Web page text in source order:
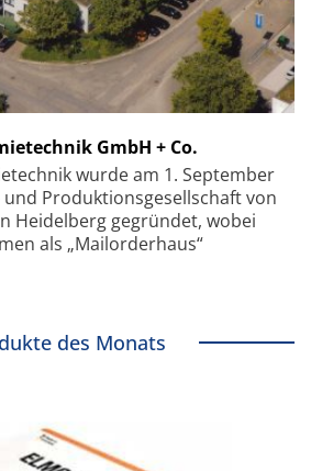
GmbH + Co.
wurde am 1. September
und Produktionsgesellschaft von
Heidelberg gegründet, wobei
als „Mailorderhaus“
des Monats